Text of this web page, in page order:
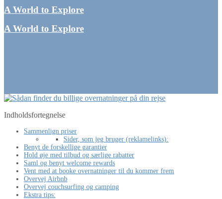
A World to Explore
A World to Explore
Indholdsfortegnelse
Sammenlign priser
Sider, som jeg bruger (reklamelinks):
Benyt de forskellige garantier
Hold øje med tilbud og særlige rabatter
Saml og benyt welcome rewards
Vent med at booke overnatninger til du kommer frem
Overvej Airbnb
Overvej couchsurfing og camping
Ekstra tips: